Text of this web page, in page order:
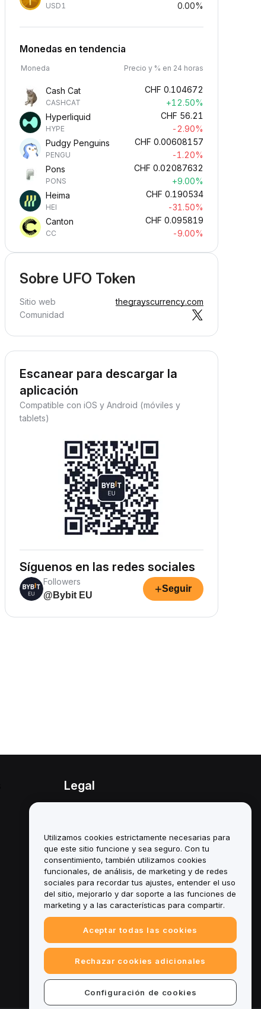
USD1
0.00%
Monedas en tendencia
Moneda Precio y % en 24 horas
Cash Cat
CASHCAT
CHF 0.104672
+12.50%
Hyperliquid
HYPE
CHF 56.21
-2.90%
Pudgy Penguins
PENGU
CHF 0.00608157
-1.20%
Pons
PONS
CHF 0.02087632
+9.00%
Heima
HEI
CHF 0.190534
-31.50%
Canton
CC
CHF 0.095819
-9.00%
Sobre UFO Token
Sitio web
thegrayscurrency.com
Comunidad
Escanear para descargar la
aplicación
Compatible con iOS y Android (móviles y
tablets)
Síguenos en las redes sociales
Followers
@Bybit EU
+Seguir
Legal
Resumen de la política de
custodia y administración
Información sobre ESG
Documentos técnicos de
criptoactivos
Utilizamos cookies estrictamente necesarias para
que este sitio funcione y sea seguro. Con tu
consentimiento, también utilizamos cookies
funcionales, de análisis, de marketing y de redes
sociales para recordar tus ajustes, entender el uso
del sitio, mejorarlo y dar soporte a las funciones de
marketing y a las características para compartir.
Aceptar todas las cookies
Rechazar cookies adicionales
Configuración de cookies